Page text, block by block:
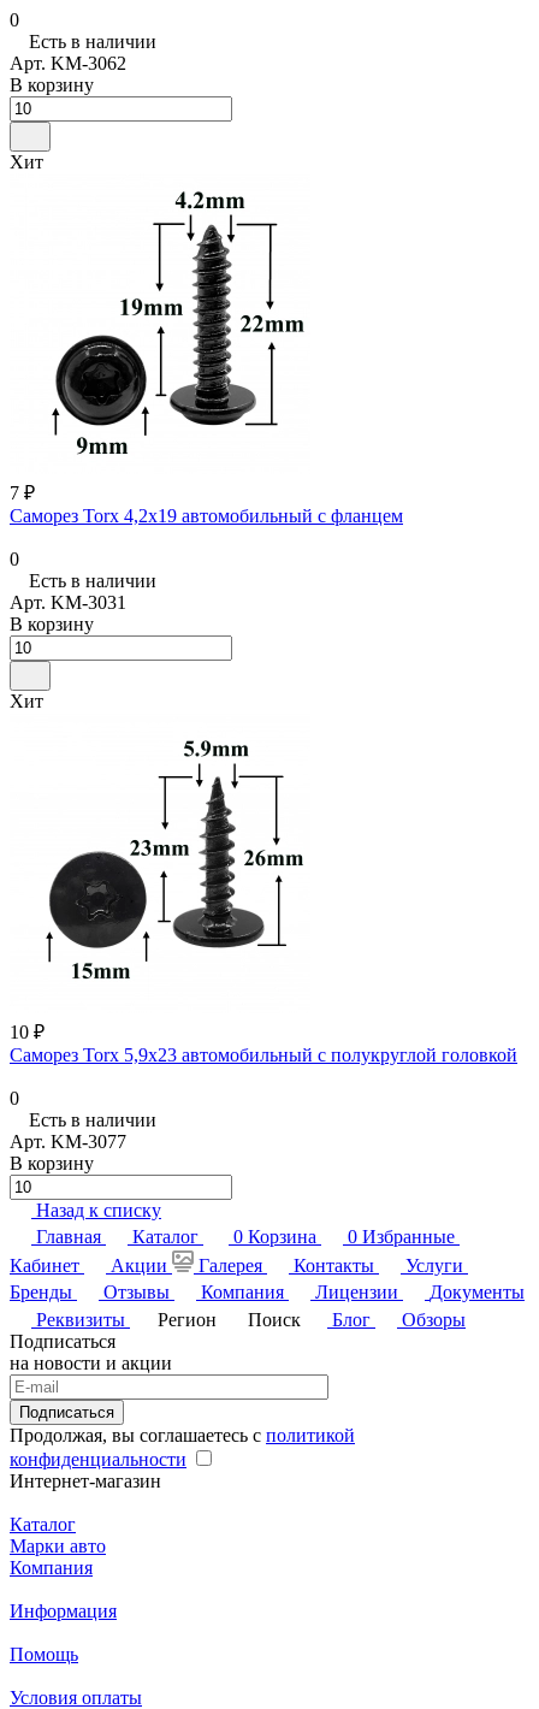
0
Есть в наличии
Арт. KM-3062
В корзину
Хит
7 ₽
Саморез Torx 4,2х19 автомобильный с фланцем
0
Есть в наличии
Арт. KM-3031
В корзину
Хит
10 ₽
Саморез Torx 5,9x23 автомобильный с полукруглой головкой
0
Есть в наличии
Арт. KM-3077
В корзину
Назад к списку
Главная
Каталог 0 Корзина 0 Избранные
Кабинет
Акции Галерея Контакты
Услуги
Бренды
Отзывы Компания Лицензии
Документы
Реквизиты
Регион Поиск Блог
Обзоры
Подписаться
на новости и акции
Подписаться
Продолжая, вы соглашаетесь с политикой
конфиденциальности
Интернет-магазин
Каталог
Марки авто
Компания
Информация
Помощь
Условия оплаты